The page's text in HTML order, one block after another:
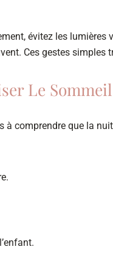
évitez les
Ces gestes simples
Le Sommeil
à comprendre que la